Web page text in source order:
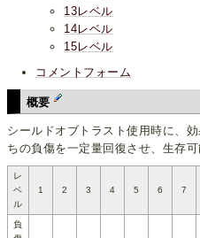
13レベル
14レベル
15レベル
コメントフォーム
概要
シールドオブトラスト使用時に、
ちの負傷を一定量回復させ、生存可
レ
ベ
ル
1 2 3 4 5 6 7
負